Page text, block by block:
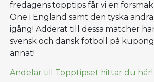
fredagens topptips får vi en
One i England samt den tyska
igång! Adderat till dessa matcher
svensk och dansk fotboll på
annat!
Andelar till Topptipset hittar du här!